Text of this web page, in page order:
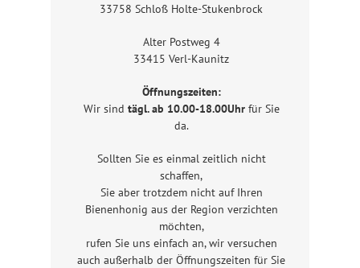
33758 Schloß Holte-Stukenbrock
Alter Postweg 4
33415 Verl-Kaunitz
Öffnungszeiten:
Wir sind tägl. ab 10.00-18.00Uhrfür Sie
da.
Sollten Sie es einmal zeitlich nicht
schaffen,
Sie aber trotzdem nicht auf Ihren
Bienenhonig aus der Region verzichten
möchten,
rufen Sie uns einfach an, wir versuchen
auch außerhalb der Öffnungszeiten für Sie